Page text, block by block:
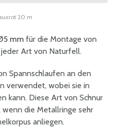
20 m
mm für die Montage von
Art von Naturfell.
Spannschlaufen an den
verwendet, wobei sie in
kann. Diese Art von Schnur
wenn die Metallringe sehr
anliegen.